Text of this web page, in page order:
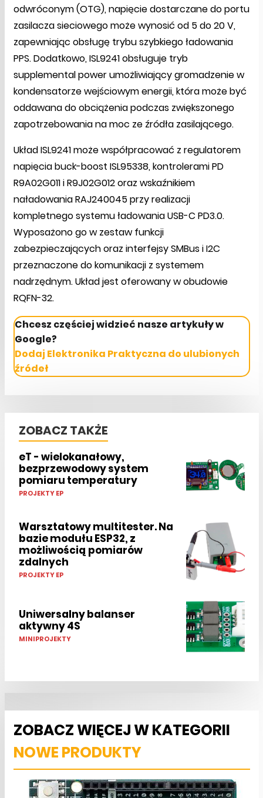
odwróconym (OTG), napięcie dostarczane do portu
zasilacza sieciowego może wynosić od 5 do 20 V,
zapewniając obsługę trybu szybkiego ładowania
PPS. Dodatkowo, ISL9241 obsługuje tryb
supplemental power umożliwiający gromadzenie w
kondensatorze wejściowym energii, która może być
oddawana do obciążenia podczas zwiększonego
zapotrzebowania na moc ze źródła zasilającego.
Układ ISL9241 może współpracować z regulatorem
napięcia buck-boost ISL95338, kontrolerami PD
R9A02G011 i R9J02G012 oraz wskaźnikiem
naładowania RAJ240045 przy realizacji
kompletnego systemu ładowania USB-C PD3.0.
Wyposażono go w zestaw funkcji
zabezpieczających oraz interfejsy SMBus i I2C
przeznaczone do komunikacji z systemem
nadrzędnym. Układ jest oferowany w obudowie
RQFN-32.
Chcesz częściej widzieć nasze artykuły w
Google?
Dodaj Elektronika Praktyczna do ulubionych
źródeł
ZOBACZ TAKŻE
eT - wielokanałowy,
bezprzewodowy system
pomiaru temperatury
PROJEKTY EP
Warsztatowy multitester. Na
bazie modułu ESP32, z
możliwością pomiarów
zdalnych
PROJEKTY EP
Uniwersalny balanser
aktywny 4S
MINIPROJEKTY
ZOBACZ WIĘCEJ W KATEGORII
NOWE PRODUKTY